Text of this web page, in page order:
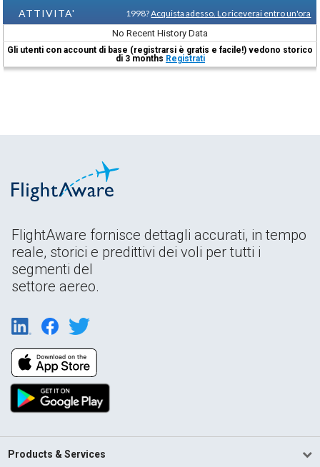
ATTIVITA'
1998?Acquista adesso. Lo riceverai entro un'ora
No Recent History Data
Gli utenti con account di base (registrarsi è gratis e facile!) vedono storico
di 3 months Registrati
FlightAware fornisce dettagli accurati, in tempo
reale, storici e predittivi dei voli per tutti i
segmenti del
settore aereo.
Products & Services